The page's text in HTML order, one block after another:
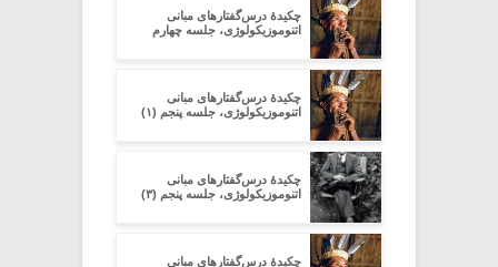
چکیدۀ درس‌گفتارهای مبانی
اتنوموزیکولوژی، جلسه چهارم
چکیدۀ درس‌گفتارهای مبانی
اتنوموزیکولوژی، جلسه پنجم (۱)
چکیدۀ درس‌گفتارهای مبانی
اتنوموزیکولوژی، جلسه پنجم (۳)
چکیدۀ درس‌گفتارهای مبانی